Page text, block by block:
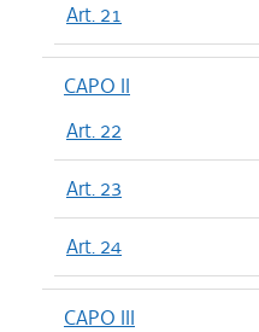
Art. 21
CAPO II
Art. 22
Art. 23
Art. 24
CAPO III